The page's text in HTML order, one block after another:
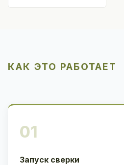
КАК ЭТО РАБОТАЕТ
01
Запуск сверки